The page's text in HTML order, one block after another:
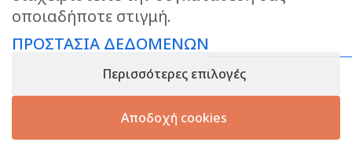
ΑΝΑΖΗΤΗΣΗ ΠΑΡΑΓΓΕΛΙΑΣ
KEEP IN TOUCH
ΑΡ.ΓΕΜΗ: 148858733000
οποιαδήποτε στιγμή.
ΠΡΟΣΤΑΣΙΑ ΔΕΔΟΜΕΝΩΝ
Περισσότερες επιλογές
Αποδοχή cookies